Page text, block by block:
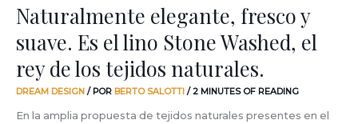
Naturalmente elegante, fresco y
suave. Es el lino Stone Washed, el
rey de los tejidos naturales.
DREAM DESIGN / POR BERTO SALOTTI /2 MINUTES OF READING
En la amplia propuesta de tejidos naturales presentes en el
los
naturales.